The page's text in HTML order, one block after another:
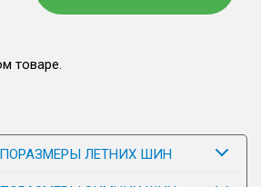
товаре.
ЛЕТНИХ ШИН